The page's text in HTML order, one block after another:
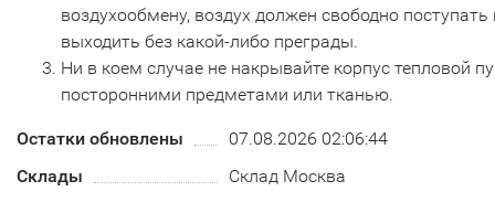
воздухообмену, воздух должен свободно поступать
выходить без какой-либо преграды.
Ни в коем случае не накрывайте корпус тепловой
посторонними предметами или тканью.
Остатки обновлены
07.08.2026 02:06:44
Склады
Склад Москва